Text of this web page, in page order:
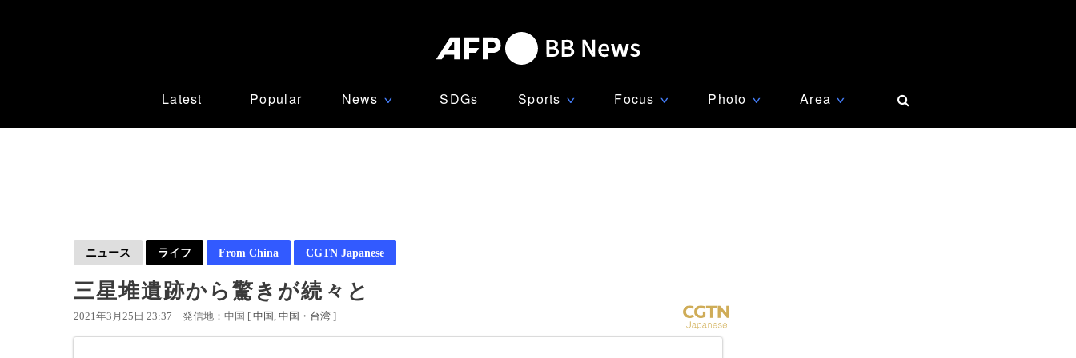
Latest Popular News ∨ SDGs Sports ∨ Focus ∨ Photo ∨ Area ∨
ニュース ライフ From China CGTN Japanese
三星堆遺跡から驚きが続々と
2021年3月25日 23:37 発信地：中国 [ 中国 中国・台湾 ]